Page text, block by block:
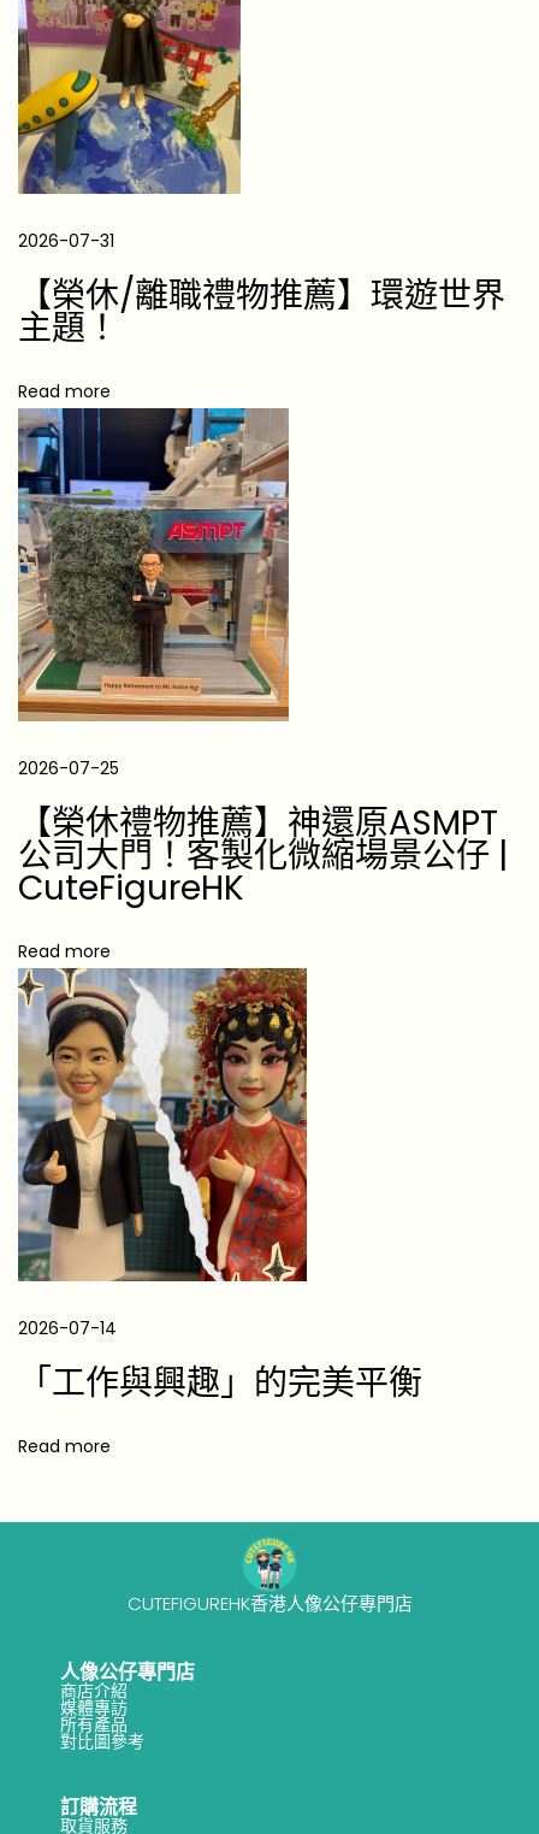
｜
2
0
款
奢
華
質
選
2
0
2
6
香
港
】
美
容
院
開
張
推
介
1
0
款
致
實
用
之
選
【
0
2026-07-31
【榮休/離職禮物推薦】環遊世界
主題！
Read more
2026-07-25
【榮休禮物推薦】神還原ASMPT
公司大門！客製化微縮場景公仔 |
CuteFigureHK
Read more
2026-07-14
「工作與興趣」的完美平衡
Read more
CUTEFIGUREHK香港人像公仔專門店
人像公仔專門店
商店介紹
媒體專訪
所有產品
對比圖參考
訂購流程
取貨服務